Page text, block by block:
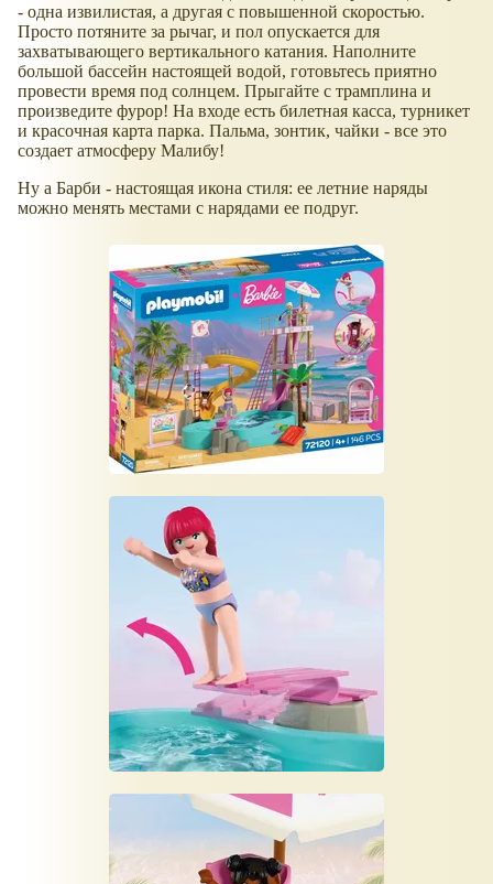
- одна извилистая, а другая с повышенной скоростью.
Просто потяните за рычаг, и пол опускается для
захватывающего вертикального катания. Наполните
большой бассейн настоящей водой, готовьтесь приятно
провести время под солнцем. Прыгайте с трамплина и
произведите фурор! На входе есть билетная касса, турникет
и красочная карта парка. Пальма, зонтик, чайки - все это
создает атмосферу Малибу!
Ну а Барби - настоящая икона стиля: ее летние наряды
можно менять местами с нарядами ее подруг.